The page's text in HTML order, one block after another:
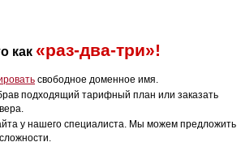
как «раз-два-три»!
свободное доменное имя.
подходящий тарифный план или заказать
у нашего специалиста. Мы можем предложить